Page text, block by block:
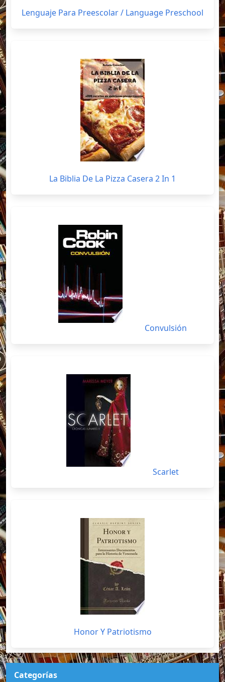
Lenguaje Para Preescolar / Language Preschool
La Biblia De La Pizza Casera 2 In 1
Convulsión
Scarlet
Honor Y Patriotismo
Categorías